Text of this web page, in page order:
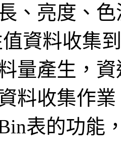
、亮度、
資料收集
量產生，
料收集作
表的功能